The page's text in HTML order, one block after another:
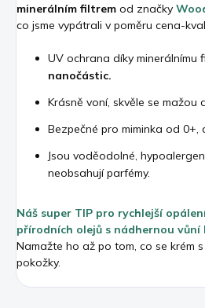
minerálním filtrem od značky
co jsme vypátrali v poměru cena-
UV ochrana díky minerálnímu
nanočástic.
Krásně voní, skvěle se mažou
Bezpečné pro miminka od 0+,
Jsou voděodolné,
neobsahují parfémy.
Náš super TIP pro rychlejší
přírodních olejů s nádhernou vůní
Namažte ho až po tom, co se krém
pokožky.